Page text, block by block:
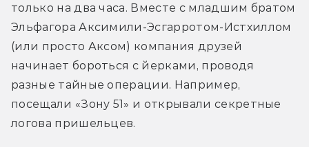
только на два часа. Вместе с младшим братом
Эльфагора Аксимили-Эсгарротом-Истхиллом
(или просто Аксом) компания друзей
начинает бороться с йерками, проводя
разные тайные операции. Например,
посещали «Зону 51» и открывали секретные
логова пришельцев.